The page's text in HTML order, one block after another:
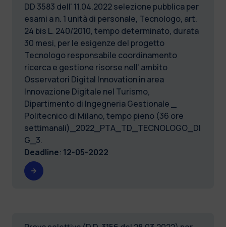
DD 3583 dell' 11.04.2022 selezione pubblica per
esami a n. 1 unità di personale, Tecnologo, art.
24 bis L. 240/2010, tempo determinato, durata
30 mesi, per le esigenze del progetto
Tecnologo responsabile coordinamento
ricerca e gestione risorse nell' ambito
Osservatori Digital Innovation in area
Innovazione Digitale nel Turismo,
Dipartimento di Ingegneria Gestionale _
Politecnico di Milano, tempo pieno (36 ore
settimanali)_2022_PTA_TD_TECNOLOGO_DI
G_3.
Deadline: 12-05-2022